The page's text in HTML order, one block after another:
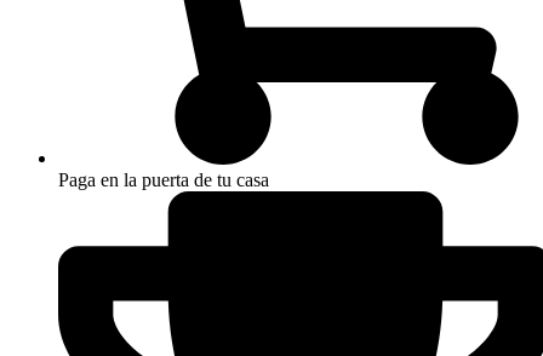
Paga en la puerta de tu casa